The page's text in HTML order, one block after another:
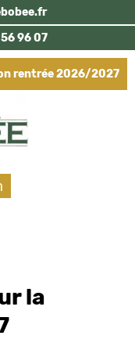
96 07
rentrée 2026/2027
la